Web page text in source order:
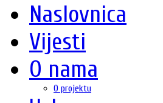
Naslovnica
Vijesti
O nama
O projektu